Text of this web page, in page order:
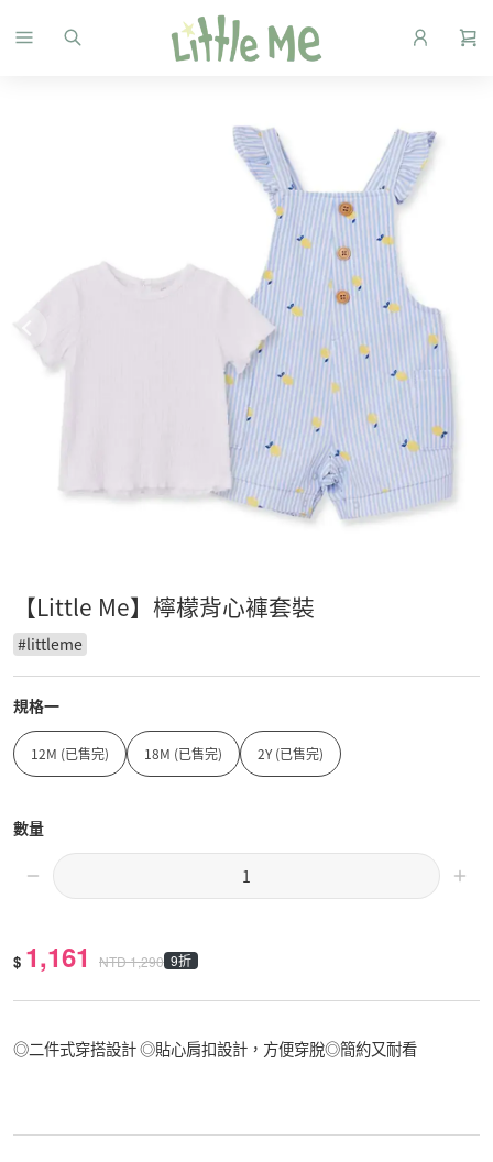
【Little Me】檸檬背心褲套裝
#littleme
規格一
12M (已售完) 18M (已售完) 2Y (已售完)
數量
$ 1,161 NTD1,290 9折
◎二件式穿搭設計 ◎貼心肩扣設計，方便穿脫◎簡約又耐看